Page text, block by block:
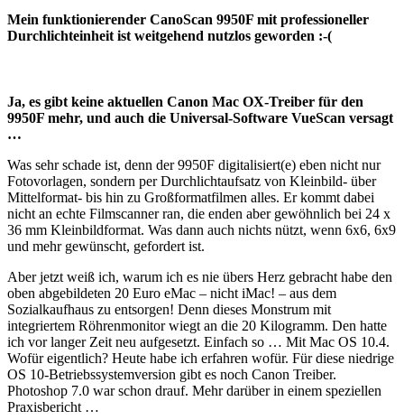
Mein funktionierender CanoScan 9950F mit professioneller
Durchlichteinheit ist weitgehend nutzlos geworden :-(
Ja, es gibt keine aktuellen Canon Mac OX-Treiber für den
9950F mehr, und auch die Universal-Software VueScan versagt
…
Was sehr schade ist, denn der 9950F digitalisiert(e) eben nicht nur
Fotovorlagen, sondern per Durchlichtaufsatz von Kleinbild- über
Mittelformat- bis hin zu Großformatfilmen alles. Er kommt dabei
nicht an echte Filmscanner ran, die enden aber gewöhnlich bei 24 x
36 mm Kleinbildformat. Was dann auch nichts nützt, wenn 6x6, 6x9
und mehr gewünscht, gefordert ist.
Aber jetzt weiß ich, warum ich es nie übers Herz gebracht habe den
oben abgebildeten 20 Euro eMac – nicht iMac! – aus dem
Sozialkaufhaus zu entsorgen! Denn dieses Monstrum mit
integriertem Röhrenmonitor wiegt an die 20 Kilogramm. Den hatte
ich vor langer Zeit neu aufgesetzt. Einfach so … Mit Mac OS 10.4.
Wofür eigentlich? Heute habe ich erfahren wofür. Für diese niedrige
OS 10-Betriebssystemversion gibt es noch Canon Treiber.
Photoshop 7.0 war schon drauf. Mehr darüber in einem speziellen
Praxisbericht …